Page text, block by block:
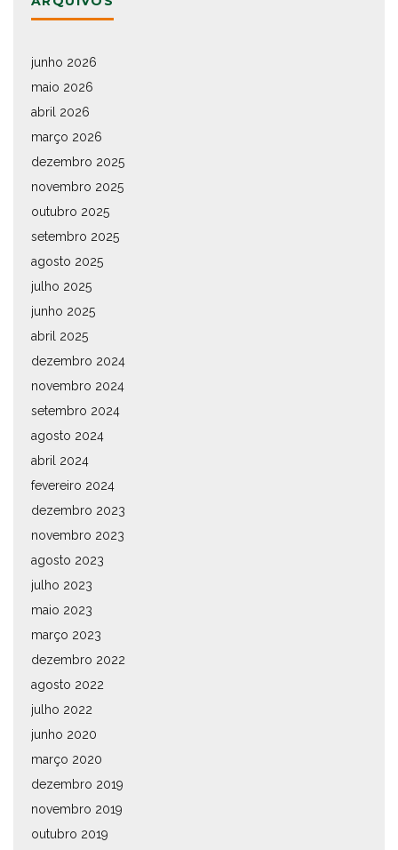
junho 2026
maio 2026
abril 2026
março 2026
dezembro 2025
novembro 2025
outubro 2025
setembro 2025
agosto 2025
julho 2025
junho 2025
abril 2025
dezembro 2024
novembro 2024
setembro 2024
agosto 2024
abril 2024
fevereiro 2024
dezembro 2023
novembro 2023
agosto 2023
julho 2023
maio 2023
março 2023
dezembro 2022
agosto 2022
julho 2022
junho 2020
março 2020
dezembro 2019
novembro 2019
outubro 2019